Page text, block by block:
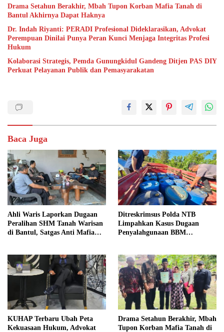
Drama Setahun Berakhir, Mbah Tupon Korban Mafia Tanah di
Bantul Akhirnya Dapat Haknya
Dr. Indah Riyanti: PERADI Profesional Dideklarasikan, Advokat
Perempuan Dinilai Punya Peran Kunci Menjaga Integritas Profesi
Hukum
Kolaborasi Strategis, Pemda Gunungkidul Gandeng Ditjen PAS DIY
Perkuat Pelayanan Publik dan Pemasyarakatan
Baca Juga
Ahli Waris Laporkan Dugaan
Peralihan SHM Tanah Warisan
di Bantul, Satgas Anti Mafia
Ditreskrimsus Polda NTB
Limpahkan Kasus Dugaan
Penyalahgunaan BBM
KUHAP Terbaru Ubah Peta
Kekuasaan Hukum, Advokat
Drama Setahun Berakhir, Mbah
Tupon Korban Mafia Tanah di